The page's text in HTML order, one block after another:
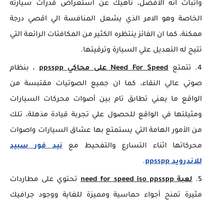
واثبات انه الأفضل، ناهيك عن استعراض قدرات سيارته
الخاصة وهو الامر الذي يشعل المنافسة الي اقصي درجة
ممكنة، كما ان الفائز ينتظره الكثير من المكافئات الرائعة التي
تتيح له التعديل علي السيارة وترقيتها.
تتمتعNeed For Speed على محاكي ppsspp
، بنظام
صوتي عالي النقاء، كما ان جميع الصوتيات مقتبسة من
الواقع ما يعني تطابق تام بين أصوات محركات السيارات
ومثيلتها في الواقع للحصول علي تجربة قيادة مذهلة، تلك
من الأمور الهامة التي يستمتع بها عشاق السيارات واصوات
محركاتها اثناء التسارع والتفحيط معنيد فور سبيد
للاندرويد ppsspp
.
لعبة need for speed iso ppsspp
تحتوي على مطاردات
مثيرة تمنح أجواء حماسية ومميزة للغاية ووجود جرافيك